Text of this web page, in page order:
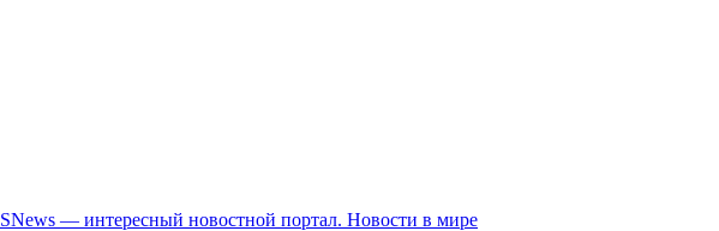
SNews — интересный новостной портал. Новости в мире